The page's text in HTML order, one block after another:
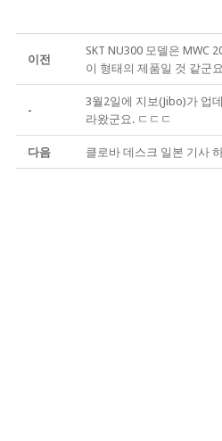
이전
SKT NU300 모델은 MWC
이 형태의 제품일 것 같군
-
3월2일에 지보(Jibo)가 업
라왔군요. ㄷㄷㄷ
다음 클로바 데스크 일본 기사